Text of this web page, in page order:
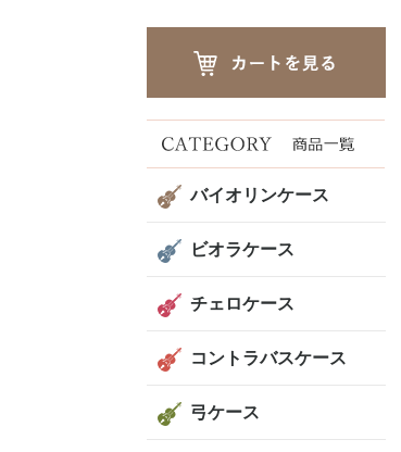
バイオリンケース
ビオラケース
チェロケース
コントラバスケース
弓ケース